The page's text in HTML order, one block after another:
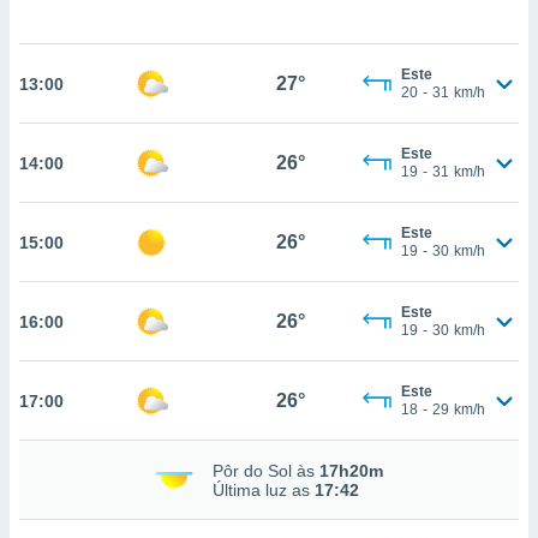
site
lo de
os
website,
analisar o
13:00 27°
Este
20 - 31 km/h
14:00 26°
Este
19 - 31 km/h
15:00 26°
Este
19 - 30 km/h
16:00 26°
Este
19 - 30 km/h
17:00 26°
Este
18 - 29 km/h
Pôr do Sol às 17h20m
Última luz as 17:42